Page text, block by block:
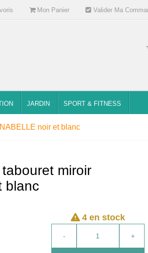
Mon Panier Valider Ma
JARDIN SPORT & FITNESS
noir et blanc
miroir
blanc
4 en stock
- +